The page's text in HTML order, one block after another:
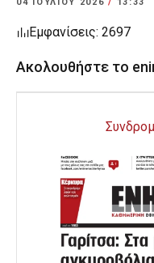
Εμφανίσεις: 2697
Ακολουθήστε το